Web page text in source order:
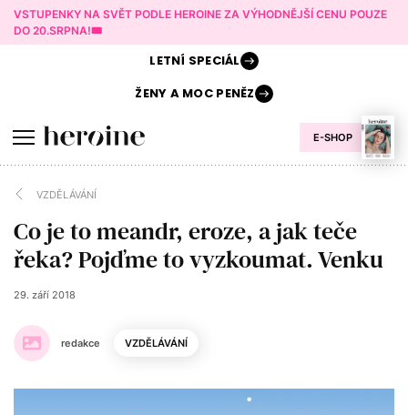
VSTUPENKY NA SVĚT PODLE HEROINE ZA VÝHODNĚJŠÍ CENU POUZE
DO 20.SRPNA!🎟️
E-SHOP
LETNÍ SPECIÁL
ŽENY AMOC PENĚZ
VZDĚLÁVÁNÍ
Co je to meandr, eroze, a jak teče
řeka? Pojďme to vyzkoumat. Venku
redakce
29. září 2018
VZDĚLÁVÁNÍ